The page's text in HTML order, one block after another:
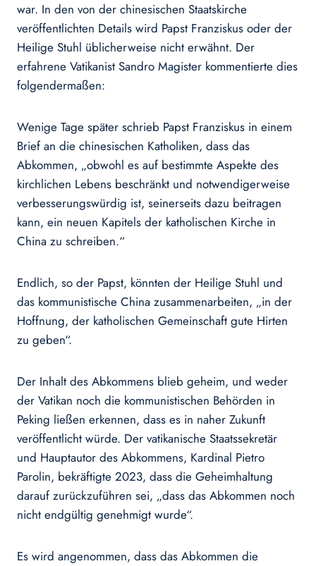
war. In den von der chinesischen Staatskirche
veröffentlichten Details wird Papst Franziskus oder der
Heilige Stuhl üblicherweise nicht erwähnt. Der
erfahrene Vatikanist Sandro Magister kommentierte dies
folgendermaßen:
Wenige Tage später schrieb Papst Franziskus in einem
Brief an die chinesischen Katholiken, dass das
Abkommen, „obwohl es auf bestimmte Aspekte des
kirchlichen Lebens beschränkt und notwendigerweise
verbesserungswürdig ist, seinerseits dazu beitragen
kann, ein neuen Kapitels der katholischen Kirche in
China zu schreiben.“
Endlich, so der Papst, könnten der Heilige Stuhl und
das kommunistische China zusammenarbeiten, „in der
Hoffnung, der katholischen Gemeinschaft gute Hirten
zu geben“.
Der Inhalt des Abkommens blieb geheim, und weder
der Vatikan noch die kommunistischen Behörden in
Peking ließen erkennen, dass es in naher Zukunft
veröffentlicht würde. Der vatikanische Staatssekretär
und Hauptautor des Abkommens, Kardinal Pietro
Parolin, bekräftigte 2023, dass die Geheimhaltung
darauf zurückzuführen sei, „dass das Abkommen noch
nicht endgültig genehmigt wurde“.
Es wird angenommen, dass das Abkommen die